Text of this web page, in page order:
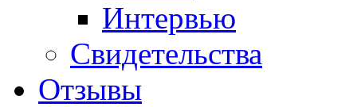
Интервью
Свидетельства
Отзывы